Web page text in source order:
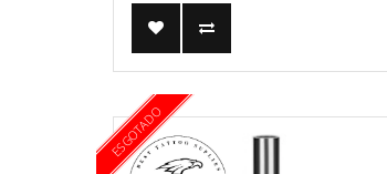
ESGOTADO